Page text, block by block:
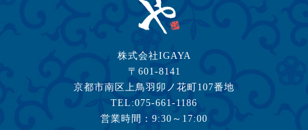
株式会社IGAYA
〒601-8141
京都市南区上鳥羽卯ノ花町107番地
TEL:075-661-1186
営業時間：9:30～17:00